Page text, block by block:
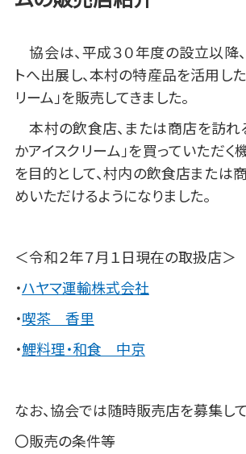
協会は、平成３０年度の設立以降
トへ出展し、本村の特産品を活用し
リーム」を販売してきました。
本村の飲食店、または商店を訪れ
かアイスクリーム」を買っていただく
を目的として、村内の飲食店または
めいただけるようになりました。
＜令和２年７月１日現在の取扱店＞
・ハヤマ運輸株式会社
・喫茶 香里
・鯉料理・和食 中京
なお、協会では随時販売店を募集して
〇販売の条件等